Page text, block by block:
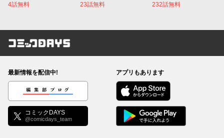
4話無料 23話無料 232話無料
コミックDAYS
最新情報を配信中!
編集部ブログ
コミックDAYS
@comicdays_team
アプリもあります